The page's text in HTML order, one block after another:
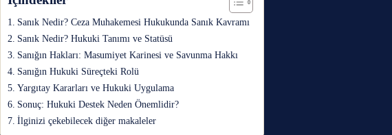
Sanık Nedir? Ceza Muhakemesi Hukukunda Sanık Kavramı
Sanık Nedir? Hukuki Tanımı ve Statüsü
Sanığın Hakları: Masumiyet Karinesi ve Savunma Hakkı
Sanığın Hukuki Süreçteki Rolü
Yargıtay Kararları ve Hukuki Uygulama
Sonuç: Hukuki Destek Neden Önemlidir?
İlginizi çekebilecek diğer makaleler